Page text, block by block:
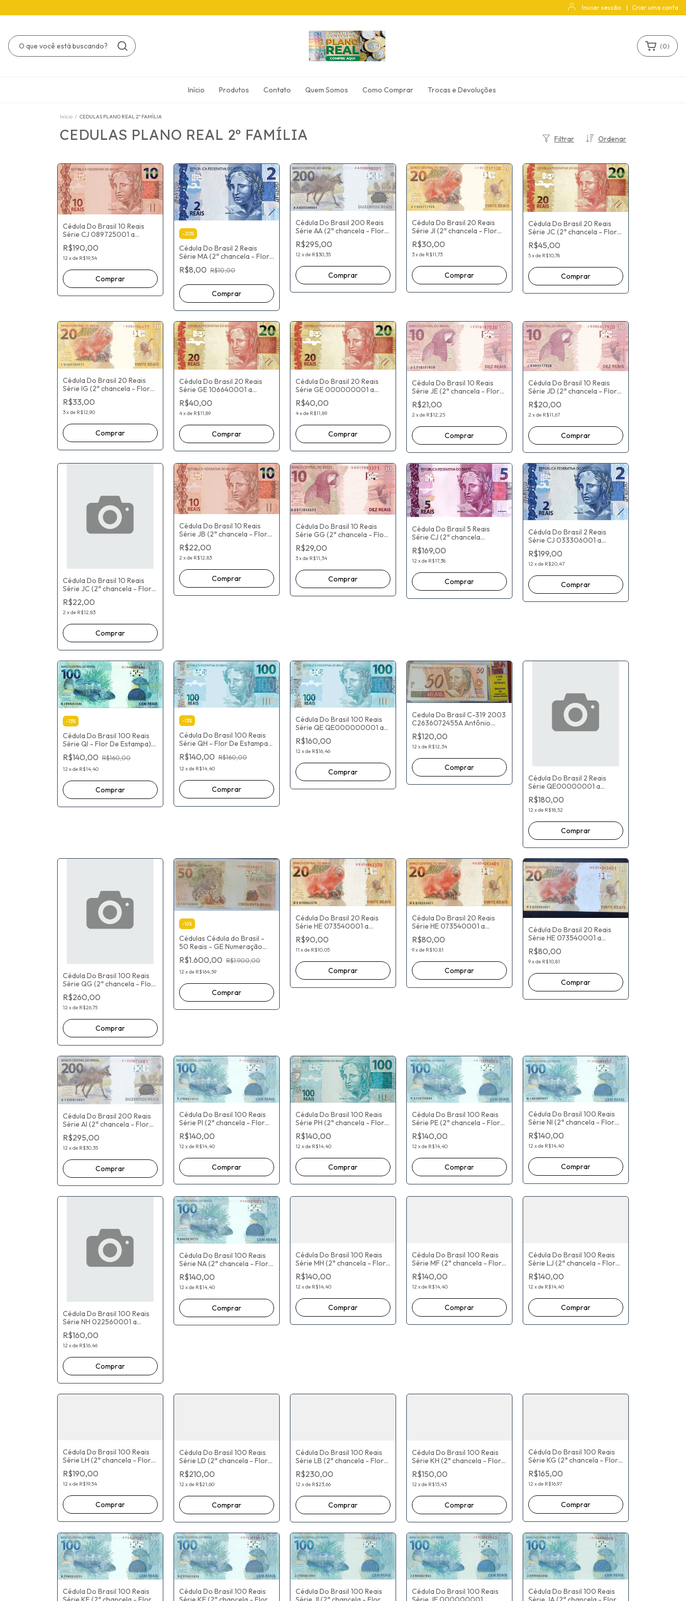
Iniciar sessão | Criar uma conta
(0)
Início Produtos Contato Quem Somos Como Comprar Trocas e Devoluções
Início / CEDULAS PLANO REAL 2º FAMÍLIA
CEDULAS PLANO REAL 2º FAMÍLIA Ordenar
Filtrar
Cédula Do Brasil 10 Reais
Série CJ 089725001 a
138965000 (2ª chancela -
Flor De Estampa) Joaquim
Vieira Ferreira Levy /
R$190,00
12 xde R$19,54
-20%
Cédula Do Brasil 2 Reais
Série MA (2ª chancela - Flor
De Estampa) Fernando
Haddad / Roberto Campos
R$8,00 R$10,00
Cédula Do Brasil 200 Reais
Série AA (2ª chancela - Flor
De Estampa) Paulo Roberto
Nunes Guedes / Roberto
Campos Neto
R$295,00
12 xde R$30,35
Cédula Do Brasil 20 Reais
Série JI (2ª chancela - Flor
De Estampa) Paulo Roberto
Nunes Guedes / Roberto
Campos Neto
R$30,00
3xde R$11,73
Cédula Do Brasil 20 Reais
Série JC (2ª chancela - Flor
De Estampa) Paulo Roberto
Nunes Guedes / Roberto
Campos Neto
R$45,00
5xde R$10,78
Cédula Do Brasil 20 Reais
Série IG (2ª chancela - Flor
De Estampa) Paulo Roberto
Nunes Guedes / Roberto
Campos Neto
R$33,00
3xde R$12,90
Cédula Do Brasil 20 Reais
Série GE 106640001 a
138600000 (2ª chancela -
Flor De Estampa) Eduardo
Refinetti Guardia / Ilan
R$40,00
4xde R$11,89
Cédula Do Brasil 20 Reais
Série GE 000000001 a
106640000 (2ª chancela -
Flor De Estampa) Henrique
de Campos Meirelles / Ilan
R$40,00
4xde R$11,89
Cédula Do Brasil 10 Reais
Série JE (2ª chancela - Flor
De Estampa) Paulo Roberto
Nunes Guedes / Roberto
Campos Neto
R$21,00
2 xde R$12,25
Cédula Do Brasil 10 Reais
Série JD (2ª chancela - Flor
De Estampa) Paulo Roberto
Nunes Guedes / Roberto
Campos Neto
R$20,00
2 xde R$11,67
Cédula Do Brasil 10 Reais
Série JC (2ª chancela - Flor
De Estampa) Paulo Roberto
Nunes Guedes / Roberto
Campos Neto
R$22,00
2 xde R$12,83
Cédula Do Brasil 10 Reais
Série JB (2ª chancela - Flor
De Estampa) Paulo Roberto
Nunes Guedes / Roberto
Campos Neto
R$22,00
2 xde R$12,83
Cédula Do Brasil 10 Reais
Série GG (2ª chancela - Flor
De Estampa) Eduardo
Refinetti Guardia / Ilan
Goldfajn
R$29,00
3xde R$11,34
Cédula Do Brasil 5 Reais
Série CJ (2ª chancela
CJ031380001 a
CJ031800000 - Flor De
Estampa) Henrique De
Antônio Tombini
R$169,00
12 xde R$17,38
Cédula Do Brasil 2 Reais
Série CJ 033306001 a
033600000 (2ª chancela -
Flor De Estampa) Henrique
De Campos Meirlles /
R$199,00
12 xde R$20,47
-13%
Cédula Do Brasil 100 Reais
Série QI - Flor De Estampa)
Fernando Haddad /Gabriel
Muricca Galípolo
R$140,00 R$160,00
12 xde R$14,40
-13%
Cédula Do Brasil 100 Reais
Série QH - Flor De Estampa)
Fernando Haddad / Gabriel
Muricca Galípolo
R$140,00 R$160,00
12 xde R$14,40
Cédula Do Brasil 100 Reais
Série QE QE000000001 a
QE065952000 - Flor De
Estampa) Fernando Haddad /
Roberto Campos Neto
R$160,00
12 xde R$16,46
Cedula Do Brasil C-319 2003
C2636072455A Antônio
Palocci Henrique Meirelles
R$120,00
12 xde R$12,34
Cédula Do Brasil 2 Reais
Série QE00000001 a
QE065952000 - Flor De
Estampa) Fernando Haddad /
Roberto Campos Neto
R$180,00
12 xde R$18,52
Cédula Do Brasil 100 Reais
Série QG (2ª chancela - Flor
De Estampa) Fernando
Haddad / Gabriel Muricca
Galipo
R$260,00
12 xde R$26,75
-16%
Cédulas Cédula do Brasil -
50 Reais - GE Numeração
ESPECIAL 051 - seria
assinatura do MEIRELLES
mas saiu com a do BARBOSA
R$1.600,00 R$1.900,00
12 xde R$164,59
Cédula Do Brasil 20 Reais
Série HE 073540001 a
077335000 (2ª chancela - (
MBC 074962370 ) Eduardo
Refinetti Guardia / Ilan
R$90,00
11 xde R$10,05
Cédula Do Brasil 20 Reais
Série HE 073540001 a
077335000 (2ª chancela - (
MBC 074243401) Eduardo
Refinetti Guardia / Ilan
R$80,00
9xde R$10,81
Cédula Do Brasil 20 Reais
Série HE 073540001 a
077335000 (2ª chancela - (
MBC 074483893 ) Eduardo
Refinetti Guardia / Ilan
R$80,00
9xde R$10,81
Cédula Do Brasil 200 Reais
Série AI (2ª chancela - Flor
De Estampa) Paulo Roberto
Nunes Guedes / Roberto
Campos Neto
R$295,00
12 xde R$30,35
Cédula Do Brasil 100 Reais
Série PI (2ª chancela - Flor
De Estampa) Fernando
Haddad / Roberto Campos
Neto
R$140,00
12 xde R$14,40
Cédula Do Brasil 100 Reais
Série PH (2ª chancela - Flor
De Estampa) Fernando
Haddad / Roberto Campos
Neto
R$140,00
12 xde R$14,40
Cédula Do Brasil 100 Reais
Série PE (2ª chancela - Flor
De Estampa) Fernando
Haddad / Roberto Campos
Neto
R$140,00
12 xde R$14,40
Cédula Do Brasil 100 Reais
Série NI (2ª chancela - Flor
De Estampa) Fernando
Haddad / Roberto Campos
Neto
R$140,00
12 xde R$14,40
Cédula Do Brasil 100 Reais
Série NH 022560001 a
041760000 (2ª chancela -
Flor De Estampa) Fernando
Haddad / Roberto Campos
R$160,00
12 xde R$16,46
Cédula Do Brasil 100 Reais
Série NA (2ª chancela - Flor
De Estampa) Paulo Roberto
Nunes Guedes / Roberto
Campos Neto
R$140,00
12 xde R$14,40
Cédula Do Brasil 100 Reais
Série MH (2ª chancela - Flor
De Estampa) Paulo Roberto
Nunes Guedes / Roberto
Campos Neto
R$140,00
12 xde R$14,40
Cédula Do Brasil 100 Reais
Série MF (2ª chancela - Flor
De Estampa) Paulo Roberto
Nunes Guedes / Roberto
Campos Neto
R$140,00
12 xde R$14,40
Cédula Do Brasil 100 Reais
Série LJ (2ª chancela - Flor
De Estampa) Paulo Roberto
Nunes Guedes / Roberto
Campos Neto
R$140,00
12 xde R$14,40
Cédula Do Brasil 100 Reais
Série LH (2ª chancela - Flor
De Estampa) Paulo Roberto
Nunes Guedes / Roberto
Campos Neto
R$190,00
12 xde R$19,54
Cédula Do Brasil 100 Reais
Série LD (2ª chancela - Flor
De Estampa) Paulo Roberto
Nunes Guedes / Roberto
Campos Neto
R$210,00
12 xde R$21,60
Cédula Do Brasil 100 Reais
Série LB (2ª chancela - Flor
De Estampa) Paulo Roberto
Nunes Guedes / Roberto
Campos Neto
R$230,00
12 xde R$23,66
Cédula Do Brasil 100 Reais
Série KH (2ª chancela - Flor
De Estampa) Paulo Roberto
Nunes Guedes / Roberto
Campos Neto
R$150,00
12 xde R$15,43
Cédula Do Brasil 100 Reais
Série KG (2ª chancela - Flor
De Estampa) Paulo Roberto
Nunes Guedes / Roberto
Campos Neto
R$165,00
12 xde R$16,97
Cédula Do Brasil 100 Reais
Cédula Do Brasil 100 Reais
Cédula Do Brasil 100 Reais
Cédula Do Brasil 100 Reais
Cédula Do Brasil 100 Reais